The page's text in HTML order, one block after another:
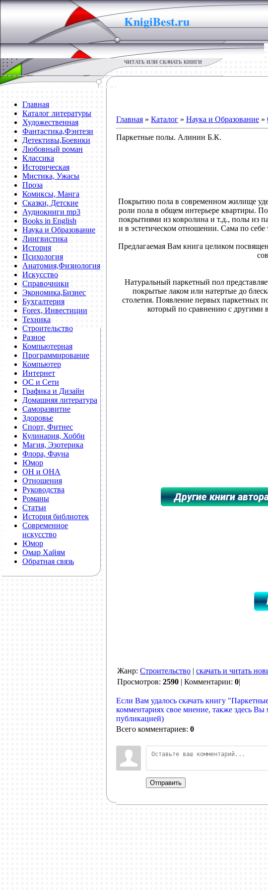
KnigiBest.ru
ЧИТАТЬ ИЛИ СКАЧАТЬ КНИГИ
Главная
Каталог литературы
Художественная
Фантастика,Фэнтези
Детективы,Боевики
Любовный роман
Классика
Историческая
Мистика, Ужасы
Проза
Комиксы, Манга
Сказки, Детские
Аудиокниги mp3
Books in English
Наука и Образование
Лингвистика
История
Психология
Анатомия,Физиология
Искусство
Справочники
Экономика,Бизнес
Бухгалтерия
Forex, Инвестиции
Техника
Строительство
Разное
Компьютерная
Программирование
Компьютер
Интернет
ОС и Сети
Графика и Дизайн
Домашняя литература
Саморазвитие
Здоровье
Спорт, Фитнес
Кулинария, Хобби
Магия, Эзотерика
Флора, Фауна
Юмор
ОН и ОНА
Отношения
Руководства
Романы
Статьи
История библиотек
Современное
искусство
Юмор
Омар Хайям
Обратная связь
Главная » Каталог » Наука и Образование »
Паркетные полы. Алинин Б.К.
Покрытию пола в современном жилище
роли пола в общем интерьере квартиры.
покрытиями из ковролина и т.д., полы из
и в эстетическом отношении. Сама по
Предлагаемая Вам книга целиком
Натуральный паркетный пол
покрытые лаком или натертые до
столетия. Появление первых паркетных
который по сравнению с другими
Жанр: Строительство | скачать и читать
Просмотров: 2590 | Комментарии: 0|
Если Вам удалось скачать книгу
комментариях свое мнение, также здесь
публикацией)
Всего комментариев: 0
Отправить